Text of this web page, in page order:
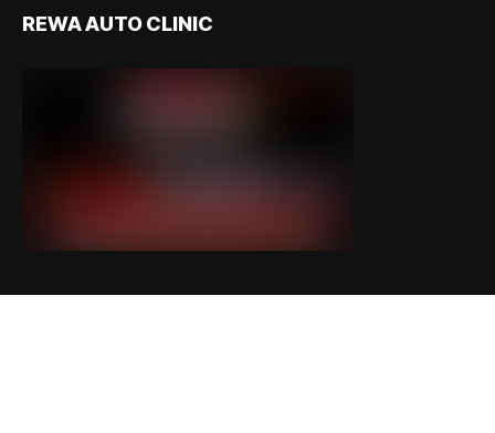
REWA AUTO CLINIC